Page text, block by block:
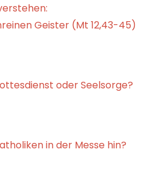
Geister (Mt 12,43-45)
oder Seelsorge?
in der Messe hin?